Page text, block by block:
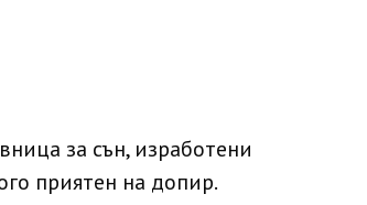
за сън, изработени
приятен на допир.